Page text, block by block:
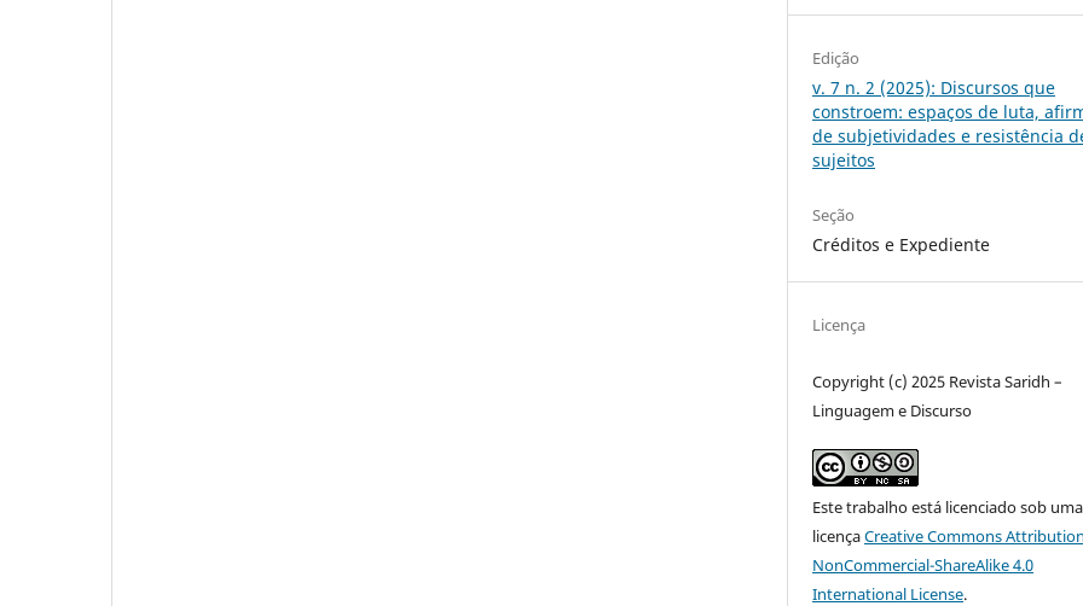
Edição
v. 7 n. 2 (2025): Discursos que
constroem: espaços de luta,
de subjetividades e resistência
sujeitos
Seção
Créditos e Expediente
Licença
Copyright (c) 2025 Revista Saridh –
Linguagem e Discurso
Este trabalho está licenciado sob uma
licençaCreative Commons
NonCommercial-ShareAlike 4.0
International License.